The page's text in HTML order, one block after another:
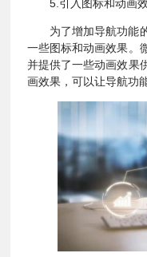
5.引入图标和动画
为了增加导航功能
一些图标和动画效果。
并提供了一些动画效果
画效果，可以让导航功